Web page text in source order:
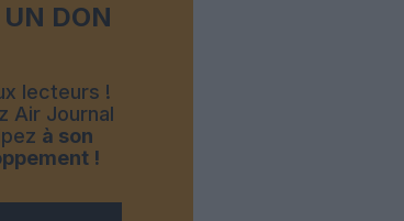
UN DON
lecteurs !
Air Journal
à son
!